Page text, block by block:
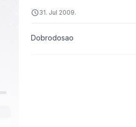
31. Jul 2009.
Dobrodosao